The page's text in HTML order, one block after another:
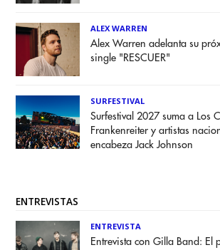
ALEX WARREN
Alex Warren adelanta su
single "RESCUER"
SURFESTIVAL
Surfestival 2027 suma a Los
Frankenreiter y artistas
encabeza Jack Johnson
ENTREVISTAS
ENTREVISTA
Entrevista con Gilla Band: El